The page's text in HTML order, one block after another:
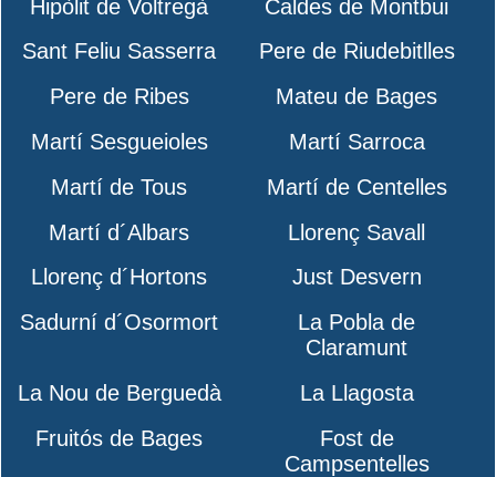
Hipòlit de Voltregà
Caldes de Montbui
Sant Feliu Sasserra
Pere de Riudebitlles
Pere de Ribes
Mateu de Bages
Martí Sesgueioles
Martí Sarroca
Martí de Tous
Martí de Centelles
Martí d´Albars
Llorenç Savall
Llorenç d´Hortons
Just Desvern
Sadurní d´Osormort
La Pobla de
Claramunt
La Nou de Berguedà
La Llagosta
Fruitós de Bages
Fost de
Campsentelles